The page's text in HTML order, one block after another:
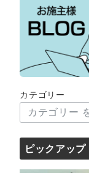
カテゴリー
ピックアップ